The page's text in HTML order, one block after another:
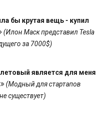
бы крутая вещь - купил
(Илон Маск представил Tesla
за 7000$)
является для меня
(Модный для стартапов
существует)